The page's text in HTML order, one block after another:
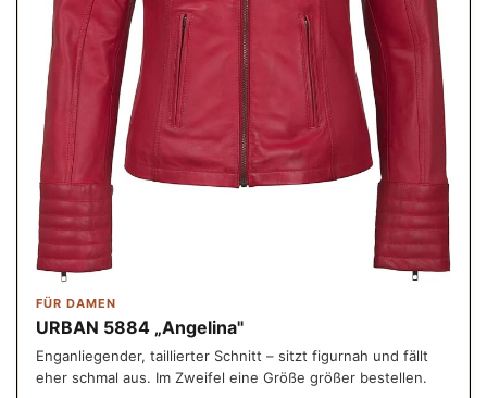
FÜR DAMEN
URBAN 5884 „Angelina"
Enganliegender, taillierter Schnitt – sitzt figurnah und fällt
eher schmal aus. Im Zweifel eine Größe größer bestellen.